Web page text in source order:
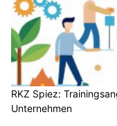
RKZ Spiez:
Unternehmen